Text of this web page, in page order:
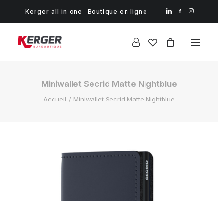
Kerger all in one Boutique en ligne
Miniwallet Secrid Matte Nightblue
Accueil Miniwallet Secrid Matte Nightblue